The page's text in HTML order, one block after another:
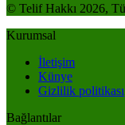
© Telif Hakkı 2026,
Kurumsal
İletişim
Künye
Gizlilik politikası
Bağlantılar